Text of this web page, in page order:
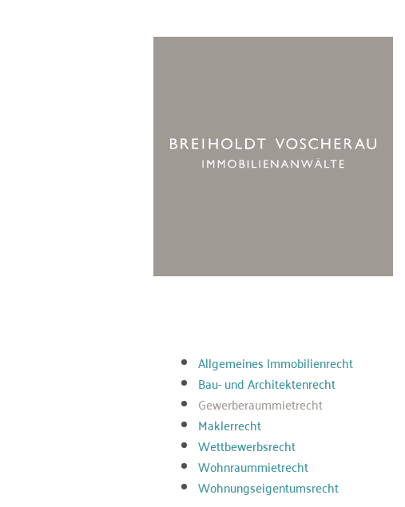
Allgemeines Immobilienrecht
Bau- und Architektenrecht
Gewerberaummietrecht
Maklerrecht
Wettbewerbsrecht
Wohnraummietrecht
Wohnungseigentumsrecht